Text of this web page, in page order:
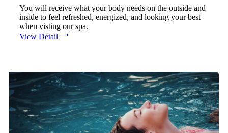
You will receive what your body needs on the outside and
inside to feel refreshed, energized, and looking your best
when visting our spa.
View Detail